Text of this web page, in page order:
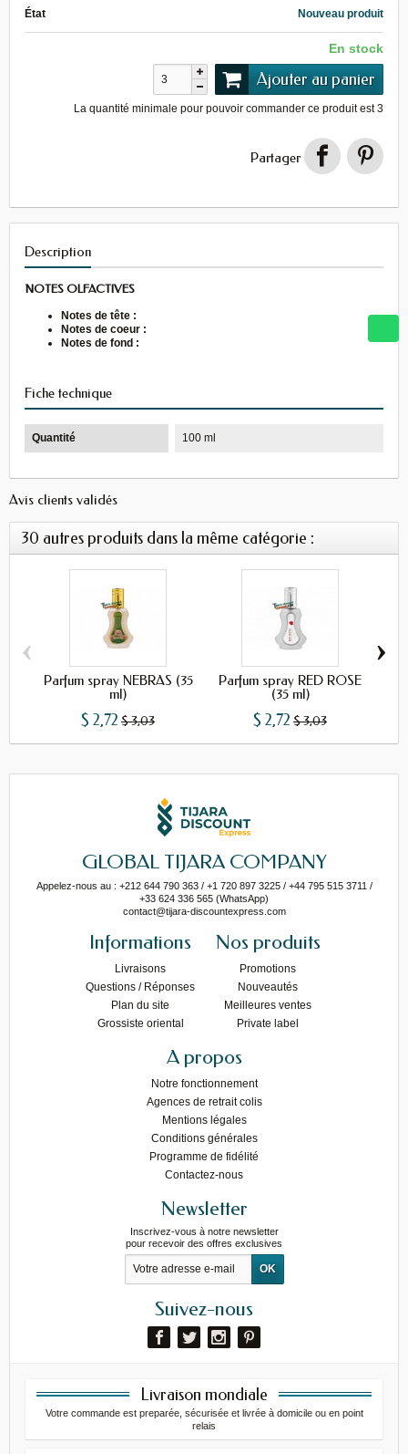
État Nouveau produit
En stock
Ajouter au panier
La quantité minimale pour pouvoir commander ce produit est3
Partager
Description
NOTES OLFACTIVES
Notes de tête :
Notes de coeur :
Notes de fond :
Fiche technique
Quantité 100 ml
Avis clients validés
30 autres produits dans la même catégorie :
Parfum spray NEBRAS (35
ml)
$ 2,72 $ 3,03
Parfum spray RED ROSE
(35 ml)
$ 2,72 $ 3,03
‹ ›
GLOBAL TIJARA COMPANY
Appelez-nous au : +212 644 790 363 / +1 720 897 3225 / +44 795 515 3711 /
+33 624 336 565 (WhatsApp)
contact@tijara-discountexpress.com
Informations
Livraisons
Questions / Réponses
Plan du site
Grossiste oriental
Nos produits
Promotions
Nouveautés
Meilleures ventes
Private label
A propos
Notre fonctionnement
Agences de retrait colis
Mentions légales
Conditions générales
Programme de fidélité
Contactez-nous
Newsletter
Inscrivez-vous à notre newsletter
pour recevoir des offres exclusives
Suivez-nous
Livraison mondiale
Votre commande est preparée, sécurisée et livrée à domicile ou en point
relais